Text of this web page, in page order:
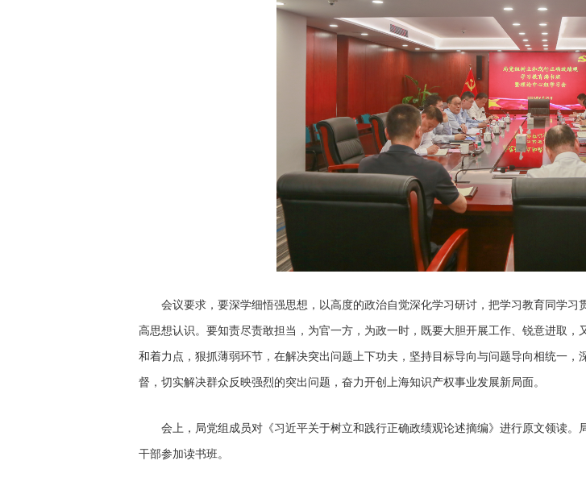
会议要求，要深学细悟强思想，以高度的政治自觉深化学习研讨，把学习教育同学习
高思想认识。要知责尽责敢担当，为官一方，为政一时，既要大胆开展工作、锐意进取
和着力点，狠抓薄弱环节，在解决突出问题上下功夫，坚持目标导向与问题导向相统一
督，切实解决群众反映强烈的突出问题，奋力开创上海知识产权事业发展新局面。
会上，局党组成员对《习近平关于树立和践行正确政绩观论述摘编》进行原文领读。
干部参加读书班。